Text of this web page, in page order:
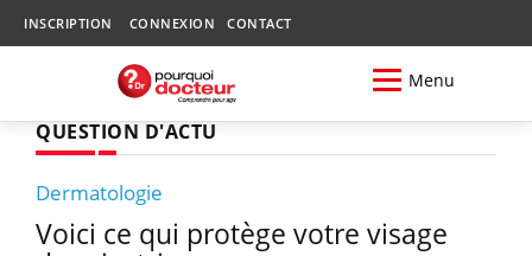
INSCRIPTION CONNEXION CONTACT
Menu
QUESTION D'ACTU
Dermatologie
Voici ce qui protège votre visage